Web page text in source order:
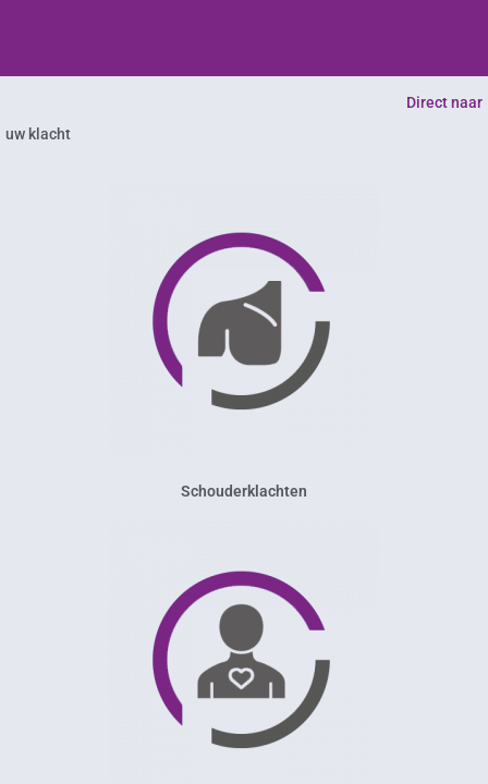
Direct naar
uw klacht
Schouderklachten